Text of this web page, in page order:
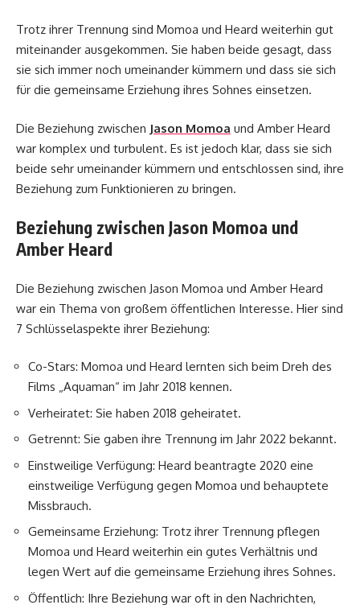
Trotz ihrer Trennung sind Momoa und Heard weiterhin gut
miteinander ausgekommen. Sie haben beide gesagt, dass
sie sich immer noch umeinander kümmern und dass sie sich
für die gemeinsame Erziehung ihres Sohnes einsetzen.
Die Beziehung zwischen Jason Momoa und Amber Heard
war komplex und turbulent. Es ist jedoch klar, dass sie sich
beide sehr umeinander kümmern und entschlossen sind, ihre
Beziehung zum Funktionieren zu bringen.
Beziehung zwischen Jason Momoa und
Amber Heard
Die Beziehung zwischen Jason Momoa und Amber Heard
war ein Thema von großem öffentlichen Interesse. Hier sind
7 Schlüsselaspekte ihrer Beziehung:
Co-Stars: Momoa und Heard lernten sich beim Dreh des
Films „Aquaman“ im Jahr 2018 kennen.
Verheiratet: Sie haben 2018 geheiratet.
Getrennt: Sie gaben ihre Trennung im Jahr 2022 bekannt.
Einstweilige Verfügung: Heard beantragte 2020 eine
einstweilige Verfügung gegen Momoa und behauptete
Missbrauch.
Gemeinsame Erziehung: Trotz ihrer Trennung pflegen
Momoa und Heard weiterhin ein gutes Verhältnis und
legen Wert auf die gemeinsame Erziehung ihres Sohnes.
Öffentlich: Ihre Beziehung war oft in den Nachrichten,